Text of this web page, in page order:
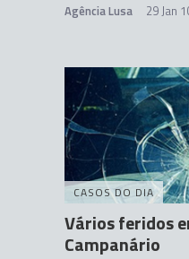
Agência Lusa 29 Jan
CASOS DO DIA
Vários feridos
Campanário